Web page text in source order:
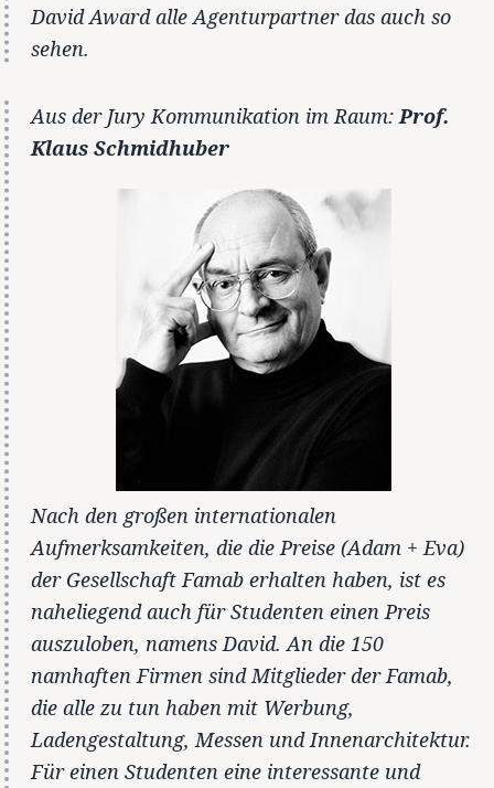
David Award alle Agenturpartner das auch so
sehen.
Aus der Jury Kommunikation im Raum:Prof.
Klaus Schmidhuber
Nach den großen internationalen
Aufmerksamkeiten, die die Preise (Adam + Eva)
der Gesellschaft Famab erhalten haben, ist es
naheliegend auch für Studenten einen Preis
auszuloben, namens David. An die 150
namhaften Firmen sind Mitglieder der Famab,
die alle zu tun haben mit Werbung,
Ladengestaltung, Messen und Innenarchitektur.
Für einen Studenten eine interessante und